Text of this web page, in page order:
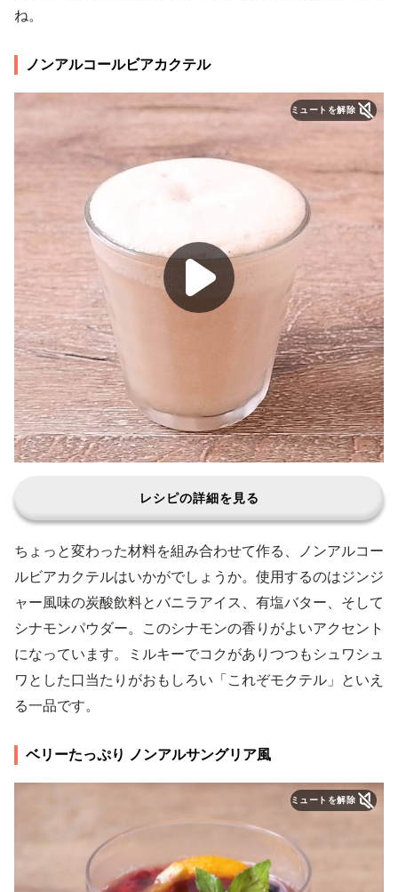
ね。
ノンアルコールビアカクテル
ミュートを解除
レシピの詳細を見る
ちょっと変わった材料を組み合わせて作る、ノンアルコー
ルビアカクテルはいかがでしょうか。使用するのはジンジ
ャー風味の炭酸飲料とバニラアイス、有塩バター、そして
シナモンパウダー。このシナモンの香りがよいアクセント
になっています。ミルキーでコクがありつつもシュワシュ
ワとした口当たりがおもしろい「これぞモクテル」といえ
る一品です。
ベリーたっぷり ノンアルサングリア風
ミュートを解除